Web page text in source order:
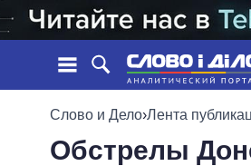
НОВОСТИ
ЛЕНТА
ОБЕЩАНИЯ
Слово и Дело›Лента
Обстрелы